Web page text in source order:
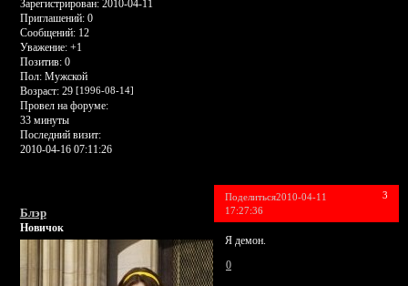
Зарегистрирован: 2010-04-11
Приглашений:0
Сообщений:12
Уважение: +1
Позитив: 0
Пол:Мужской
Возраст:29 [1996-08-14]
Провел на форуме:
33 минуты
Последний визит:
2010-04-16 07:11:26
Поделиться 3
2010-04-11
17:27:36
Блэр
Новичок
Я демон.
0